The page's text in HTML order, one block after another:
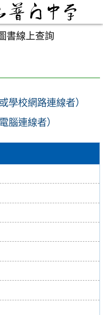
書線上查詢
學校網路連線者）
腦連線者）